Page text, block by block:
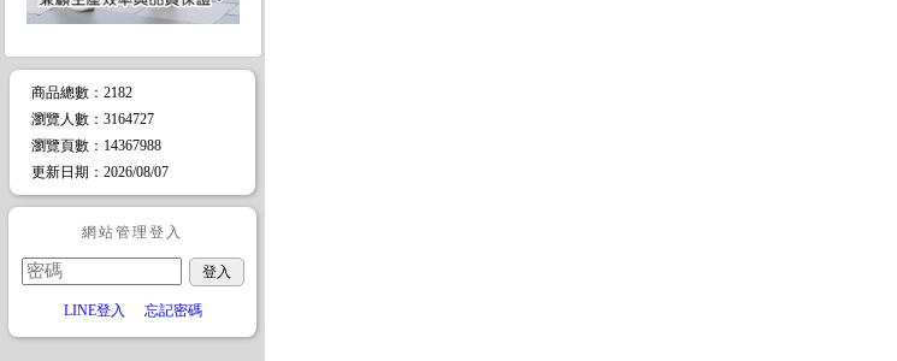
商品總數 ：2182
瀏覽人數 ： 3164727
瀏覽頁數 ： 14367988
更新日期 ：2026/08/07
網站管理登入
LINE登入 忘記密碼